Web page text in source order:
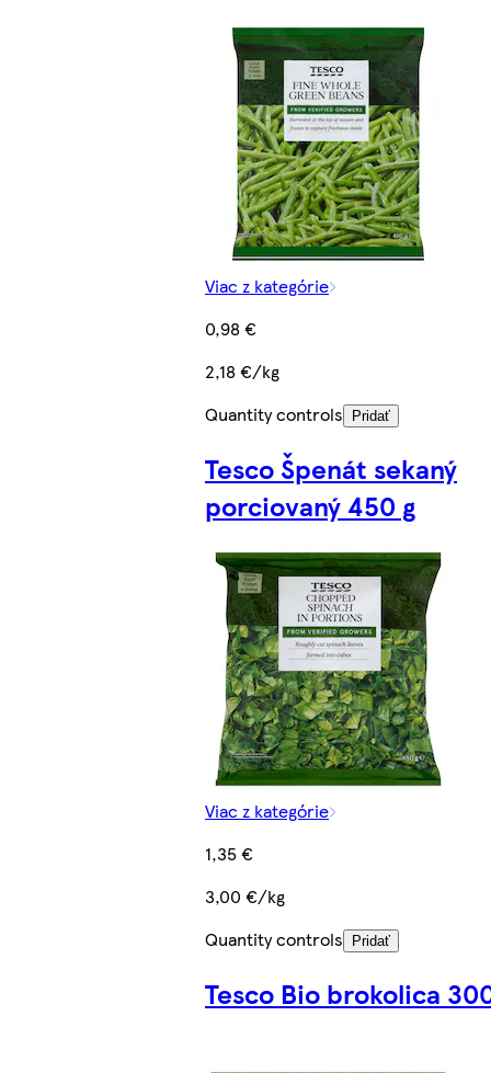
Viac z kategórie
0,98 €
2,18 €/kg
Quantity controls
Pridať
Tesco Špenát sekaný
porciovaný 450 g
Viac z kategórie
1,35 €
3,00 €/kg
Quantity controls
Pridať
Tesco Bio brokolica